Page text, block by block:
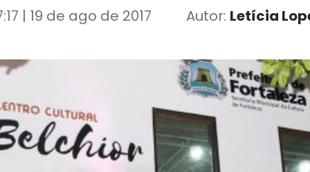
| 19 de ago de 2017 Autor: Letícia